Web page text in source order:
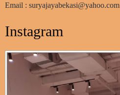
Email : suryajayabekasi@yahoo.com
Instagram